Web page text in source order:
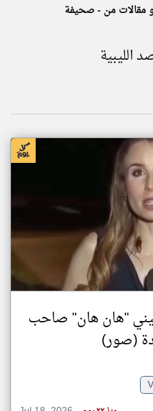
تغيير الدولة
مصادر الأخبار من ليبيا
و مقالات من - صحيفة
الليبية
"هان هان" صاحب
(صور)
klyoum.com